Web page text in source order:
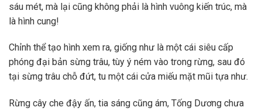
sáu mét, mà lại cũng không phải là hình vuông kiến trúc, mà
là hình cung!
Chỉnh thể tạo hình xem ra, giống như là một cái siêu cấp
phóng đại bản sừng trâu, tùy ý ném vào trong rừng, sau đó
tại sừng trâu chỗ đứt, tu một cái cửa miếu mặt mũi tựa như.
Rừng cây che đậy ấn, tia sáng cũng ám, Tống Dương chưa